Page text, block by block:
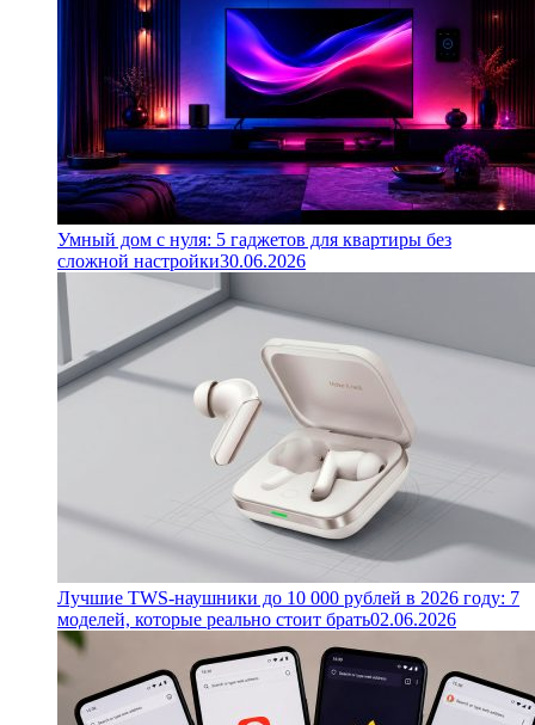
Умный дом с нуля: 5 гаджетов для квартиры без
сложной настройки30.06.2026
Лучшие TWS-наушники до 10 000 рублей в 2026 году: 7
моделей, которые реально стоит брать02.06.2026